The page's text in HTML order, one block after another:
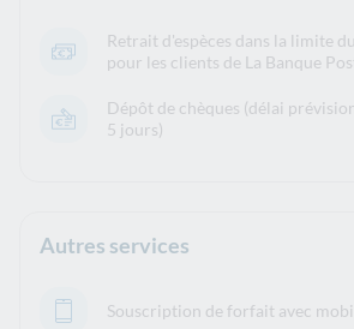
Retrait d'espèces dans la limite
pour les clients de La Banque
Dépôt de chèques (délai
5 jours)
Autres services
Souscription de forfait avec